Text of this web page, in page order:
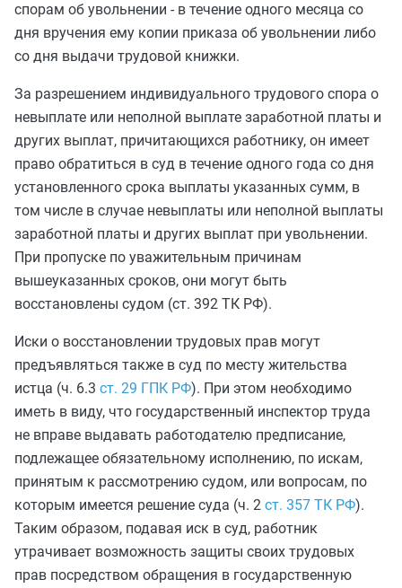
спорам об увольнении - в течение одного месяца со
дня вручения ему копии приказа об увольнении либо
со дня выдачи трудовой книжки.
За разрешением индивидуального трудового спора о
невыплате или неполной выплате заработной платы и
других выплат, причитающихся работнику, он имеет
право обратиться в суд в течение одного года со дня
установленного срока выплаты указанных сумм, в
том числе в случае невыплаты или неполной выплаты
заработной платы и других выплат при увольнении.
При пропуске по уважительным причинам
вышеуказанных сроков, они могут быть
восстановлены судом (ст. 392 ТК РФ).
Иски о восстановлении трудовых прав могут
предъявляться также в суд по месту жительства
истца (ч. 6.3 ст. 29 ГПК РФ). При этом необходимо
иметь в виду, что государственный инспектор труда
не вправе выдавать работодателю предписание,
подлежащее обязательному исполнению, по искам,
принятым к рассмотрению судом, или вопросам, по
которым имеется решение суда (ч. 2 ст. 357 ТК РФ).
Таким образом, подавая иск в суд, работник
утрачивает возможность защиты своих трудовых
прав посредством обращения в государственную